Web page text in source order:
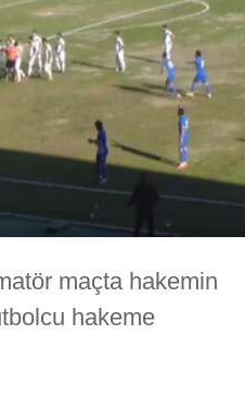
maçta hakemin
hakeme